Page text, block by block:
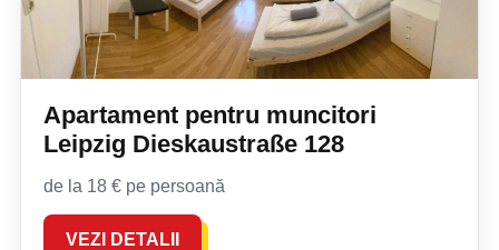
Apartament pentru muncitori
Leipzig Dieskaustraße 128
de la 18 € pe persoană
VEZI DETALII